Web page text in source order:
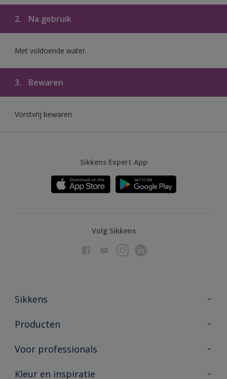
2. Na gebruik
Met voldoende water.
3. Bewaren
Vorstvrij bewaren
Sikkens Expert App
Volg Sikkens
Sikkens
Over Sikkens
Duurzaamheid
Producten
Producten voor binnen
Vind je verkooppunt
Voor professionals
Advies & service
Kleur en inspiratie